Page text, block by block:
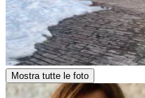
Mostra tutte le foto